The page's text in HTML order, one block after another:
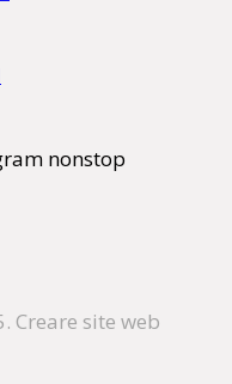
Creare site web